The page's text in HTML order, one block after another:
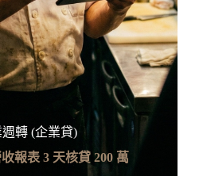
轉 (企業貸)
報表 3 天核貸 200 萬